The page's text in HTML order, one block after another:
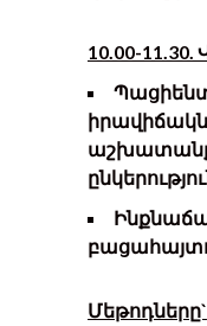
1 0 .00-1 1
աշխատանք,
Մեթոդները`